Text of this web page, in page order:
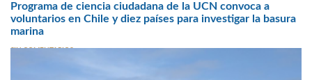
Programa de ciencia ciudadana de la UCN convoca a
voluntarios en Chile y diez países para investigar la basura
marina